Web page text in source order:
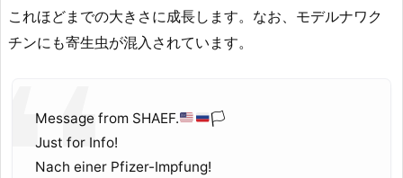
これほどまでの大きさに成長します。なお、モデルナワク
チンにも寄生虫が混入されています。
Message from SHAEF.
🏳
Just for Info!
Nach einer Pfizer-Impfung!